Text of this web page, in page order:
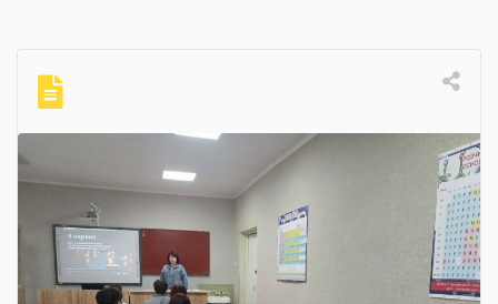
години, під час яких студенти здійснили
віртуальну подорож до музею митця, де
кожен зміг побачити неймовірну
філігранність витинанок, графіки […]